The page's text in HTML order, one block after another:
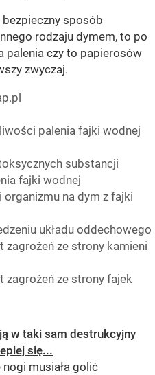
bezpieczny sposób
rodzaju dymem, to po
palenia czy to papierosów
zwyczaj.
palenia fajki wodnej
substancji
fajki wodnej
na dym z fajki
układu oddechowego
zagrożeń ze strony kamieni
zagrożeń ze strony fajek
w taki sam destrukcyjny
się...
nogi musiała golić